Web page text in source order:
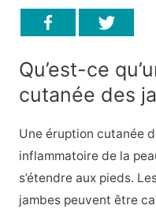
Qu’est-ce
cutanée des
Une éruption cutanée
inflammatoire de la
s’étendre aux pieds.
jambes peuvent être